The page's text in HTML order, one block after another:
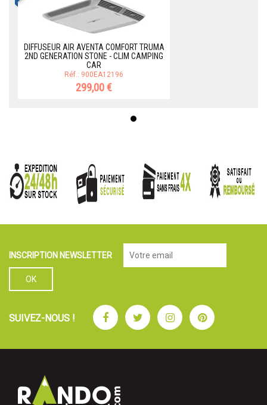
DIFFUSEUR AIR AVENTA COMFORT TRUMA
2ND GENERATION STONE - CLIM CAMPING
CAR
Réf.: 900EA12196
299,00 €
INSCRIPTION NEWSLETTER
SUIVEZ-NOUS ! FacebookTwitterInstagramPinterest